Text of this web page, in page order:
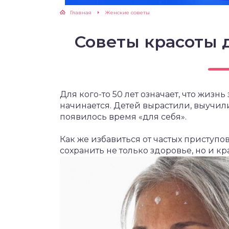
Главная Женские советы
Советы
Для кого-то 50 лет означает, что
начинается. Детей вырастили,
появилось время «для себя».
Как же избавиться от частых
сохранить не только здоровье, но и